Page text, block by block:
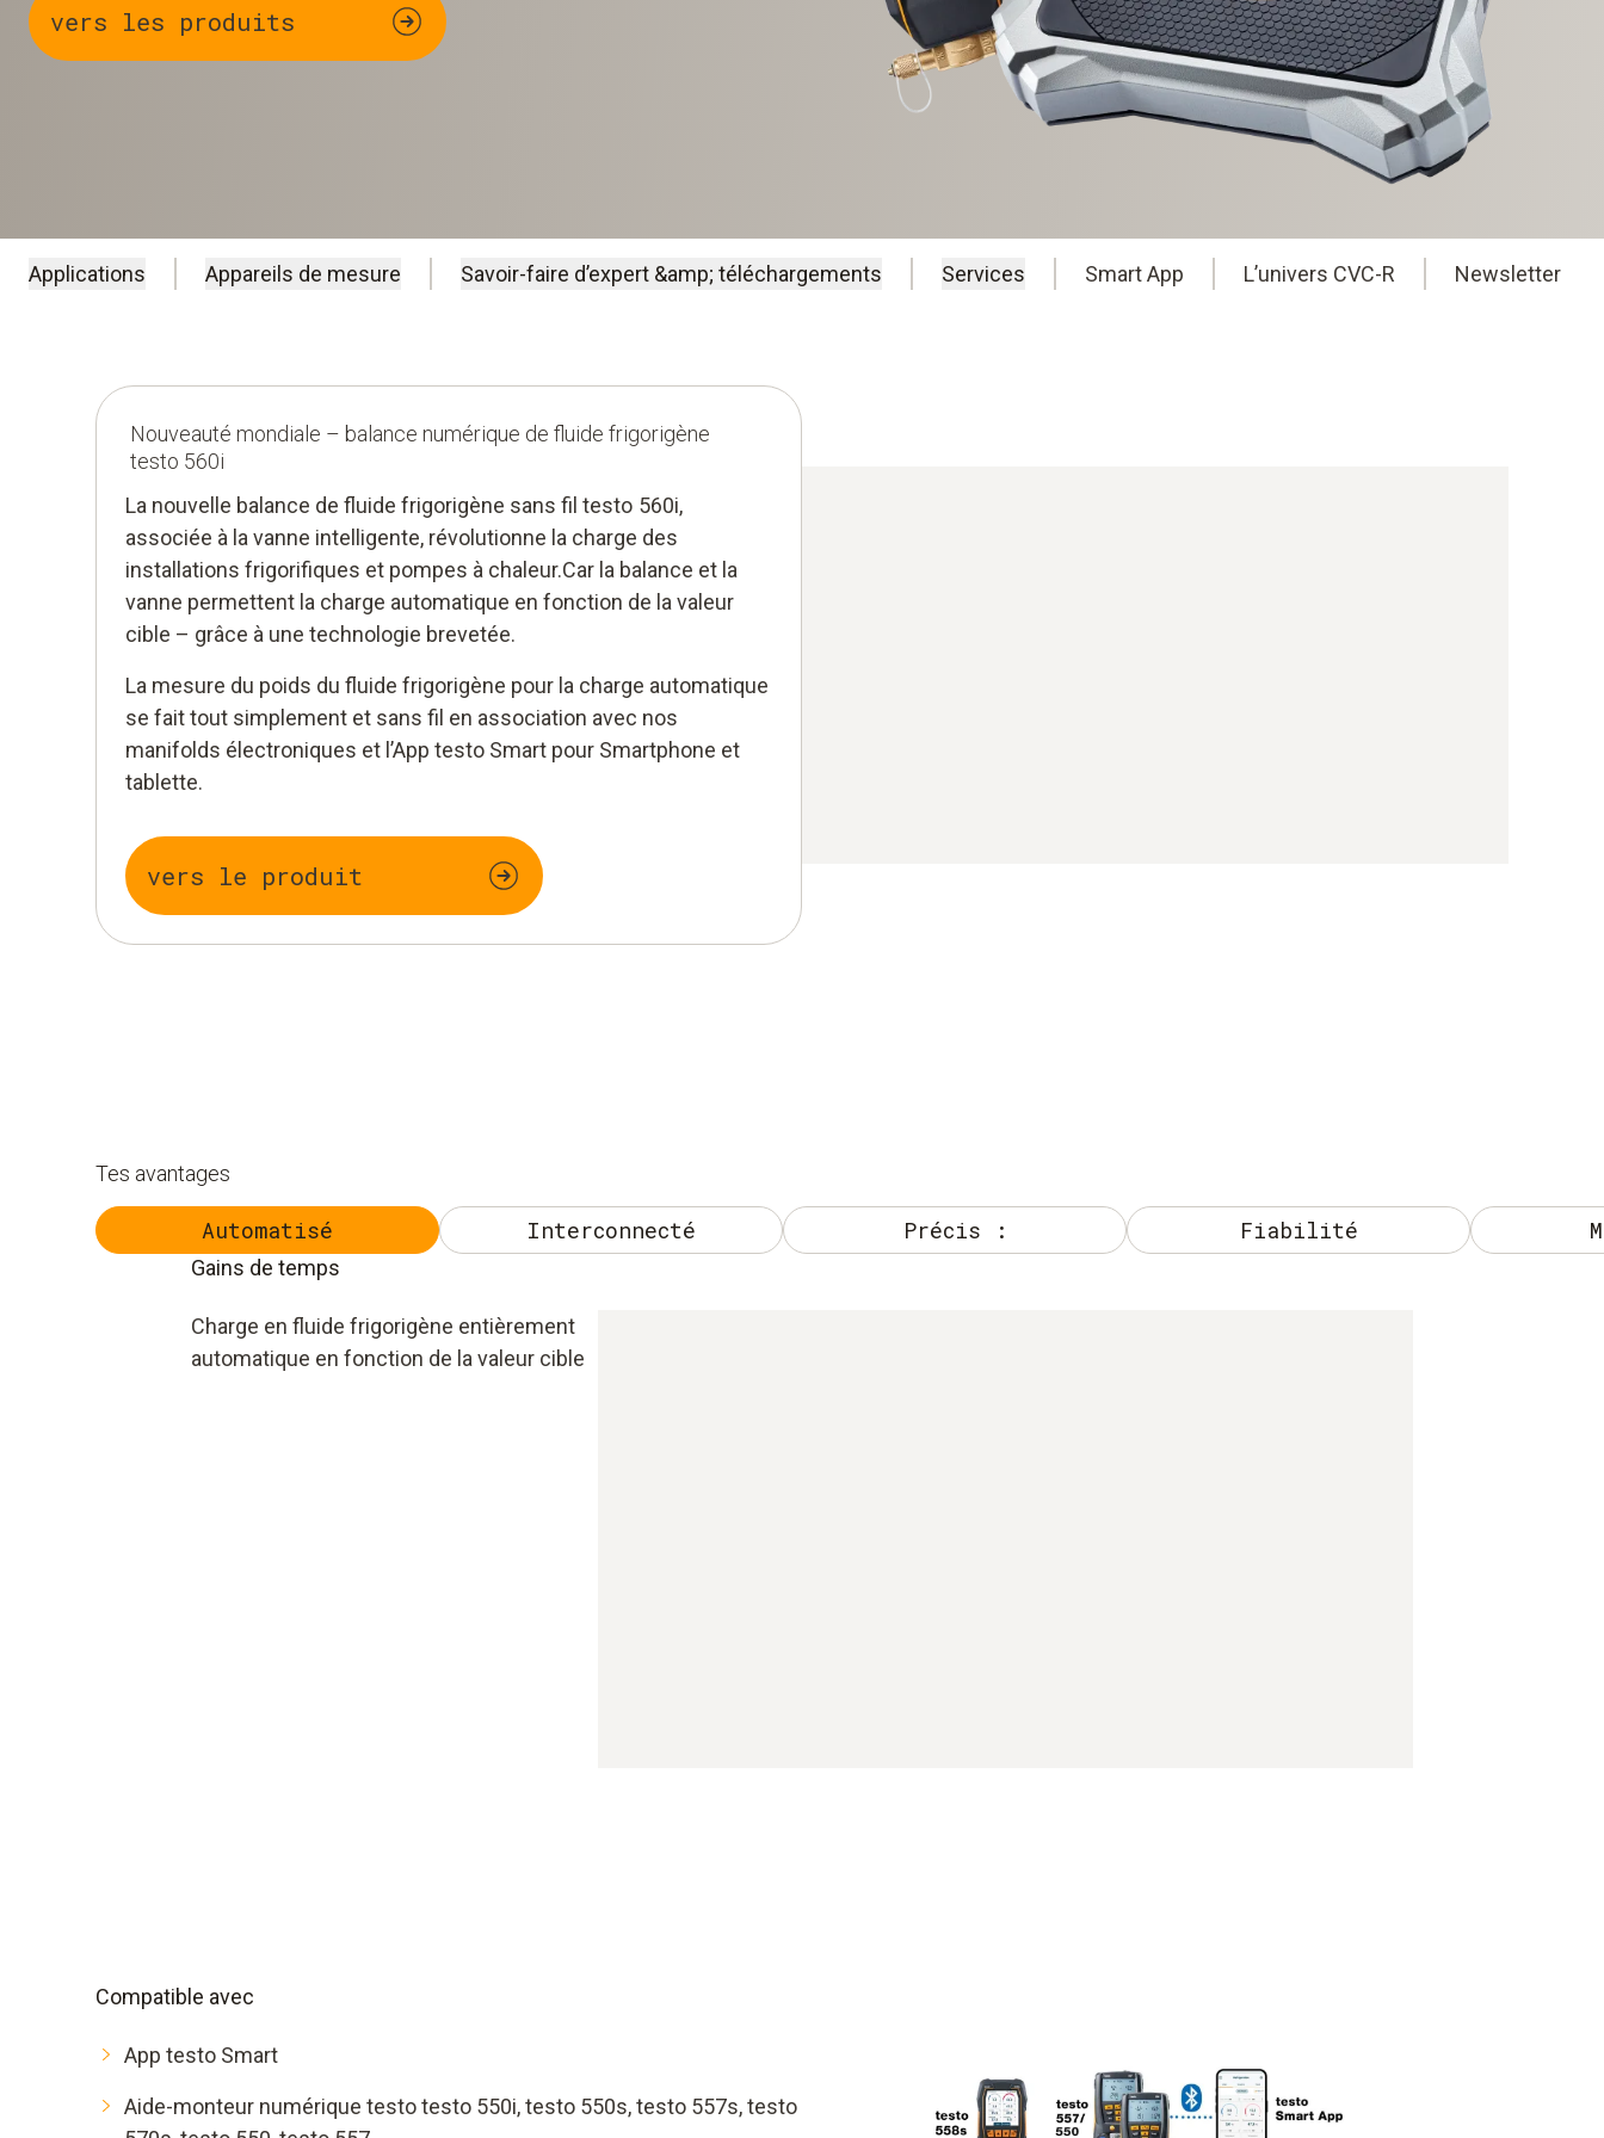
vers les produits
Applications Appareils de mesure Savoir-faire d’expert &amp; téléchargements Services Smart App L’univers CVC-R Newsletter
Nouveauté mondiale – balance numérique de fluide frigorigène
testo 560i
La nouvelle balance de fluide frigorigène sans fil testo 560i,
associée à la vanne intelligente, révolutionne la charge des
installations frigorifiques et pompes à chaleur.Car la balance et la
vanne permettent la charge automatique en fonction de la valeur
cible – grâce à une technologie brevetée.
La mesure du poids du fluide frigorigène pour la charge automatique
se fait tout simplement et sans fil en association avec nos
manifolds électroniques et l’App testo Smart pour Smartphone et
tablette.
vers le produit
Tes avantages
Automatisé Interconnecté Précis : Fiabilité
Gains de temps
Charge en fluide frigorigène entièrement
automatique en fonction de la valeur cible
Compatible avec
App testo Smart
Aide-monteur numérique testo testo 550i, testo 550s, testo 557s, testo